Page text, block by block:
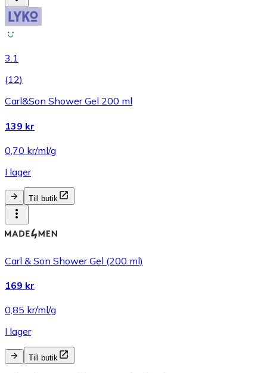
3.1
(12)
Carl&Son Shower Gel 200 ml
139 kr
0,70 kr/ml/g
I lager
Till butik
Carl & Son Shower Gel (200 ml)
169 kr
0,85 kr/ml/g
I lager
Till butik